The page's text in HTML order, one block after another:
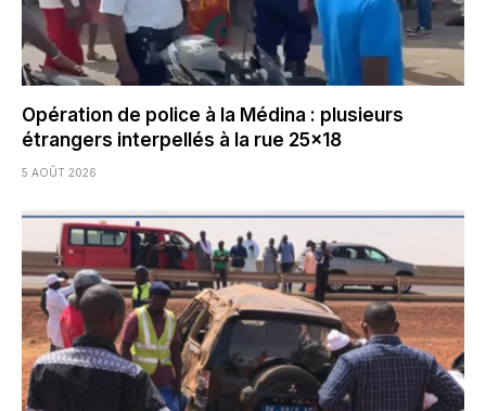
Opération de police à la Médina : plusieurs
étrangers interpellés à la rue 25×18
5 AOÛT 2026